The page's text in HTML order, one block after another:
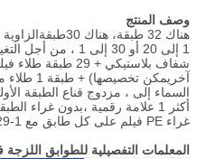
وصف المنتج
هناك 32 طبقة، هناك 30
طبقة
شفاف بلاستيكي + 29 طبقة طلاء فيلم PE (عادة أزرق أو أبيض ،
آخر
غراء PE فيلم على كل طابق مع 1-29 أو 29-1 العلامة الرقمية.
المعلمات التفصيلية للطوابق